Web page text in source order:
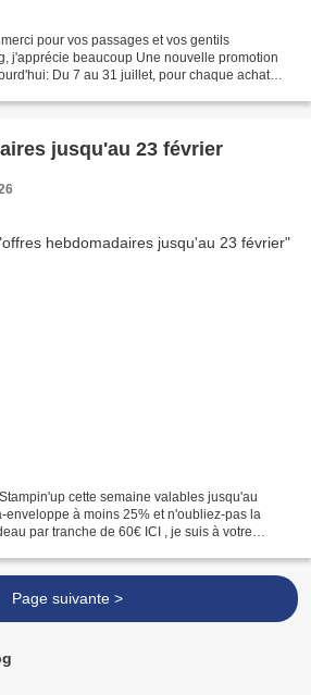
pour vos passages et vos gentils
j'apprécie beaucoup Une nouvelle promotion
Du 7 au 31 juillet, pour chaque achat
jusqu'au 23 février
cette semaine valables jusqu'au
enveloppe à moins 25% et n'oubliez-pas la
par tranche de 60€ ICI , je suis à votre
Page suivante >